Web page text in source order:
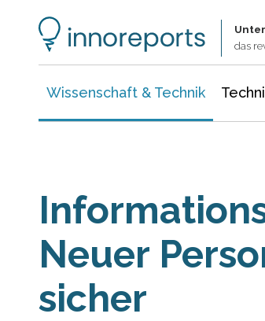
das
Wissenschaft & Technik
Neuer
sicher